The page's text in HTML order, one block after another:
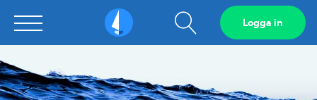
Sailarena Visa
sökfält
Logga in